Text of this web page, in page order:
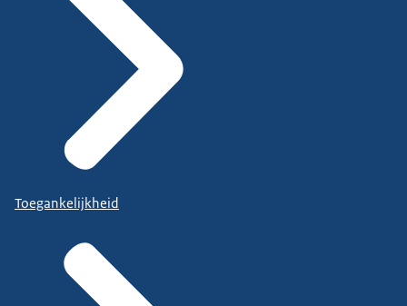
Toegankelijkheid